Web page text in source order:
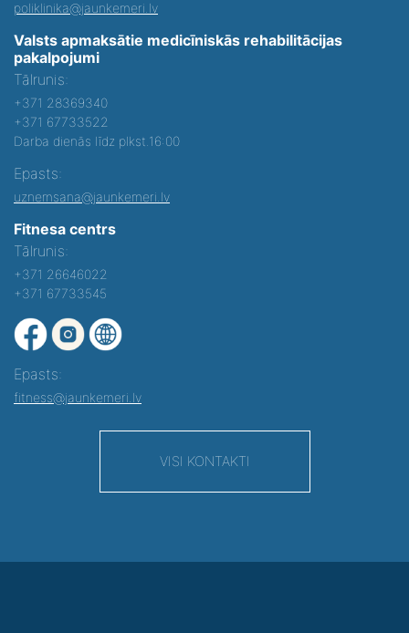
poliklinika@jaunkemeri.lv
Valsts apmaksātie medicīniskās rehabilitācijas
pakalpojumi
Tālrunis:
+371 28369340
+371 67733522
Darba dienās līdz plkst.16:00
Epasts:
uznemsana@jaunkemeri.lv
Fitnesa centrs
Tālrunis:
+371 26646022
+371 67733545
Epasts:
fitness@jaunkemeri.lv
VISI KONTAKTI